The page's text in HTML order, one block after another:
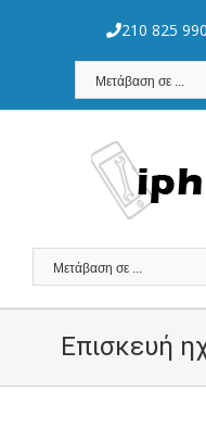
210 825
Μετάβαση σε ...
Μετάβαση σε ...
Επισκευή